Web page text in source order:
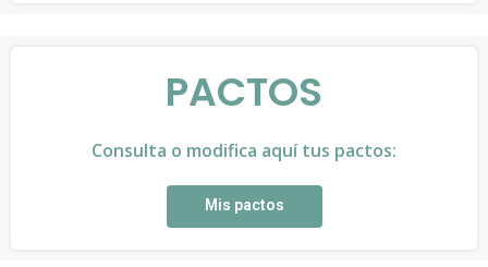
PACTOS
Consulta o modifica aquí tus pactos:
Mis pactos